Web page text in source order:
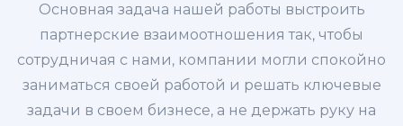
Основная задача нашей работы выстроить
партнерские взаимоотношения так, чтобы
сотрудничая с нами, компании могли спокойно
заниматься своей работой и решать ключевые
задачи в своем бизнесе, а не держать руку на